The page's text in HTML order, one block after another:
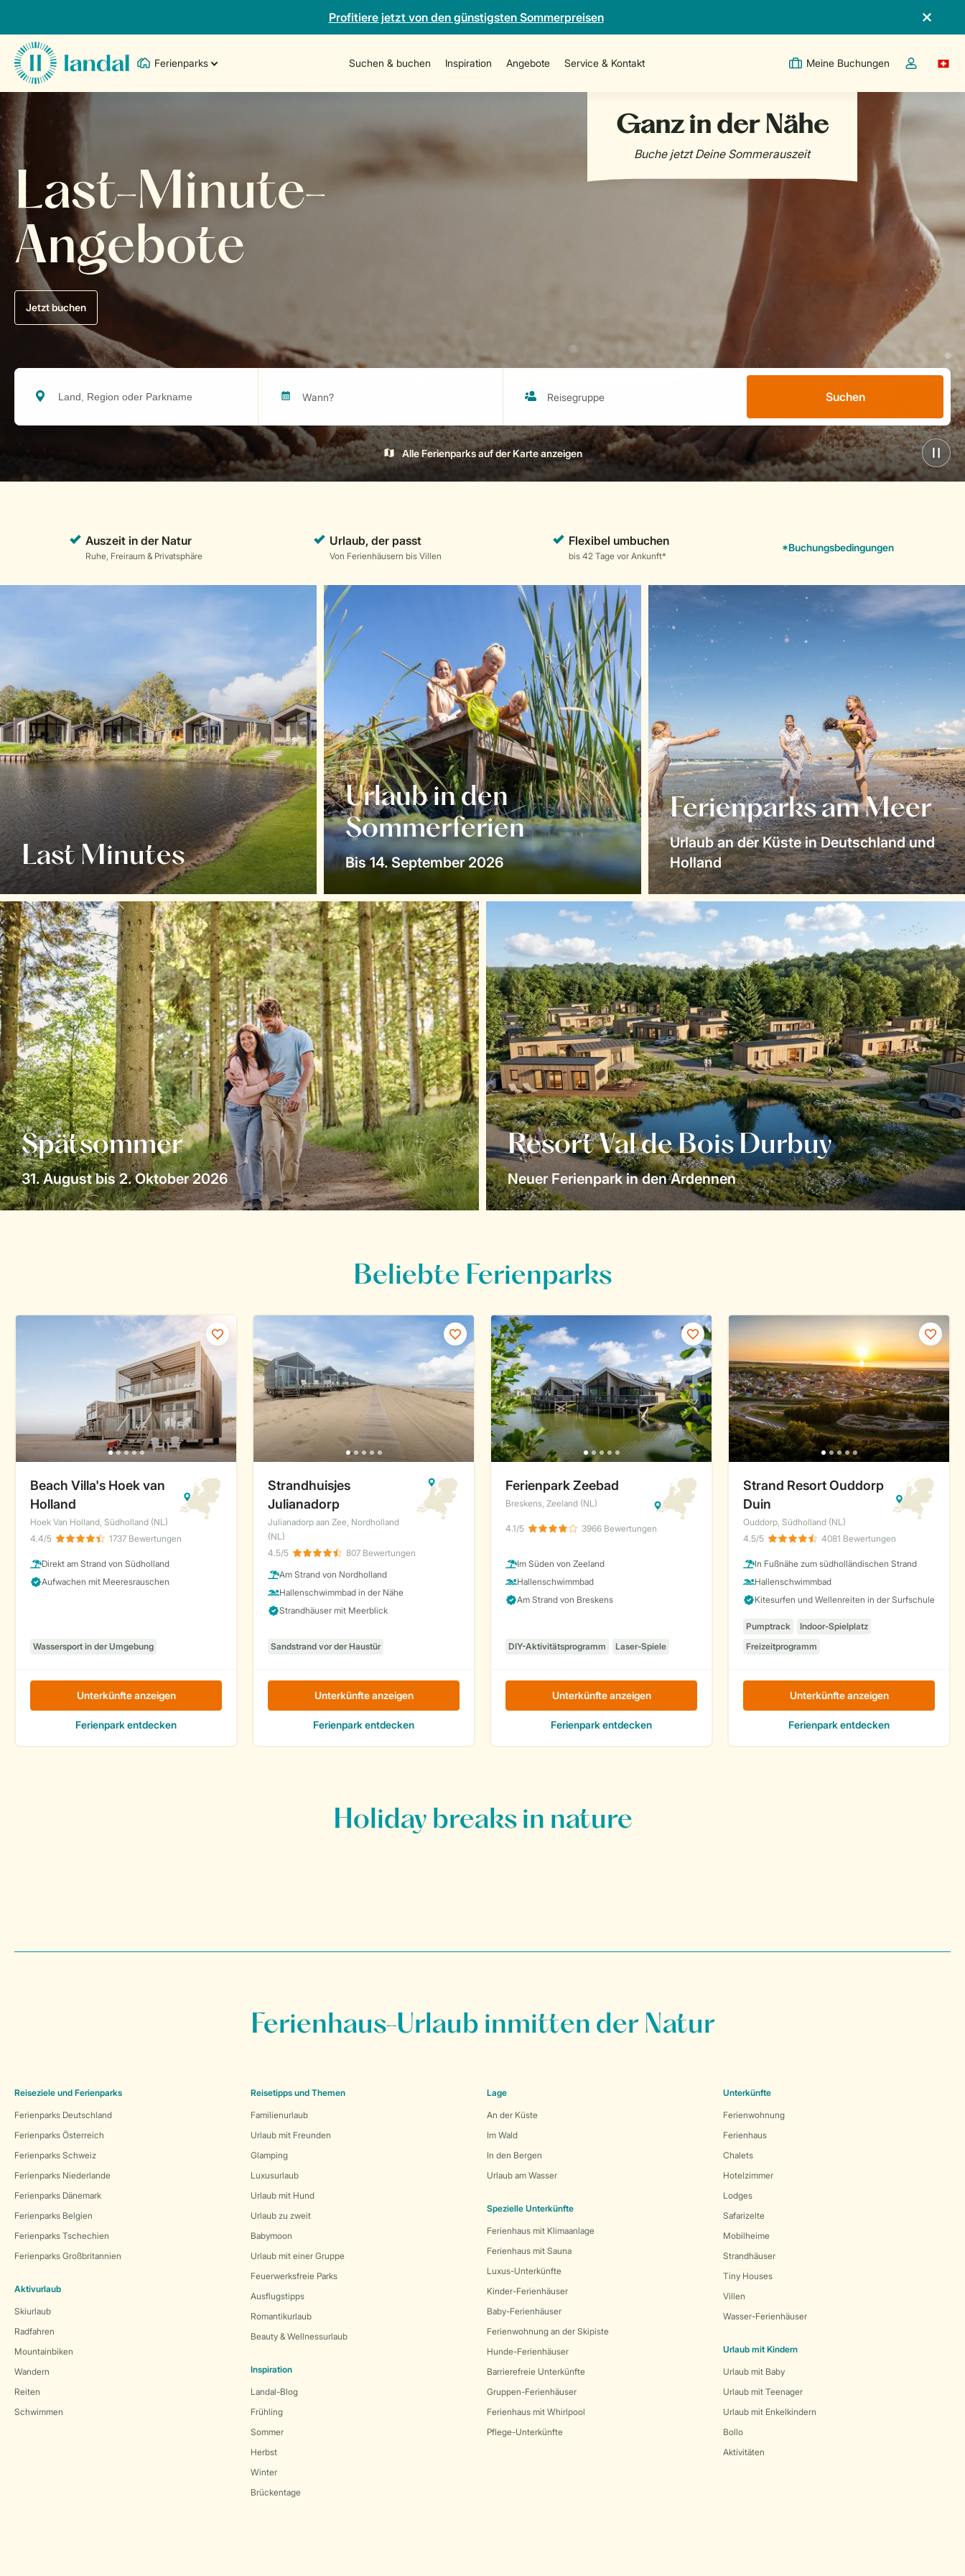
Profitiere jetzt von den günstigsten Sommerpreisen
Ferienparks Suchen & buchen Inspiration Angebote Service & Kontakt Meine Buchungen
Dropdown-
Last-Minute-
Angebote
Jetzt buchen
Suchen
Alle Ferienparks auf der Karte anzeigen
Last Minutes
Urlaub in den
Sommerferien
Bis 14. September 2026
Ferienparks am Meer
Urlaub an der Küste in Deutschland und
Holland
Spätsommer
31. August bis 2. Oktober 2026
Resort Val de Bois Durbuy
Neuer Ferienpark in den Ardennen
Ferienhaus-Urlaub inmitten der Natur
Reiseziele und Ferienparks
Ferienparks Deutschland
Ferienparks Österreich
Ferienparks Schweiz
Ferienparks Niederlande
Ferienparks Dänemark
Ferienparks Belgien
Ferienparks Tschechien
Ferienparks Großbritannien
Aktivurlaub
Skiurlaub
Radfahren
Mountainbiken
Wandern
Reiten
Schwimmen
Reisetipps und Themen
Familienurlaub
Urlaub mit Freunden
Glamping
Luxusurlaub
Urlaub mit Hund
Urlaub zu zweit
Babymoon
Urlaub mit einer Gruppe
Feuerwerksfreie Parks
Ausflugstipps
Romantikurlaub
Beauty & Wellnessurlaub
Inspiration
Landal-Blog
Frühling
Sommer
Herbst
Winter
Brückentage
Lage
An der Küste
Im Wald
In den Bergen
Urlaub am Wasser
Spezielle Unterkünfte
Ferienhaus mit Klimaanlage
Ferienhaus mit Sauna
Luxus-Unterkünfte
Kinder-Ferienhäuser
Baby-Ferienhäuser
Ferienwohnung an der Skipiste
Hunde-Ferienhäuser
Barrierefreie Unterkünfte
Gruppen-Ferienhäuser
Ferienhaus mit Whirlpool
Pflege-Unterkünfte
Unterkünfte
Ferienwohnung
Ferienhaus
Chalets
Hotelzimmer
Lodges
Safarizelte
Mobilheime
Strandhäuser
Tiny Houses
Villen
Wasser-Ferienhäuser
Urlaub mit Kindern
Urlaub mit Baby
Urlaub mit Teenager
Urlaub mit Enkelkindern
Bollo
Aktivitäten